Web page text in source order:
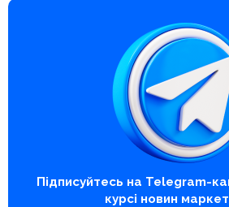
Підписуйтесь на Telegram-
курсі новин